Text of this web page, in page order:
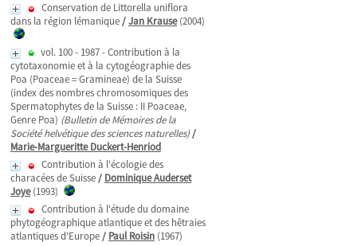
Conservation de Littorella uniflora
dans la région lémanique/Jan Krause(2004)
vol. 100 - 1987 - Contribution à la
cytotaxonomie et à la cytogéographie des
Poa (Poaceae = Gramineae) de la Suisse
(index des nombres chromosomiques des
Spermatophytes de la Suisse : II Poaceae,
Genre Poa) (Bulletin de Mémoires de la
Société helvétique des sciences naturelles)/
Marie-Margueritte Duckert-Henriod
Contribution à l'écologie des
characées de Suisse/ Dominique Auderset
Joye(1993)
Contribution à l'étude du domaine
phytogéographique atlantique et des hêtraies
atlantiques d'Europe/ Paul Roisin (1967)